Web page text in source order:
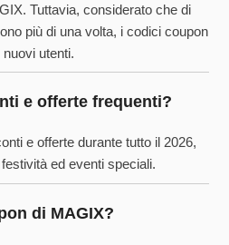
Tuttavia, considerato che di
più di una volta, i codici coupon
utenti.
e offerte frequenti?
e offerte durante tutto il 2026,
ed eventi speciali.
di MAGIX?